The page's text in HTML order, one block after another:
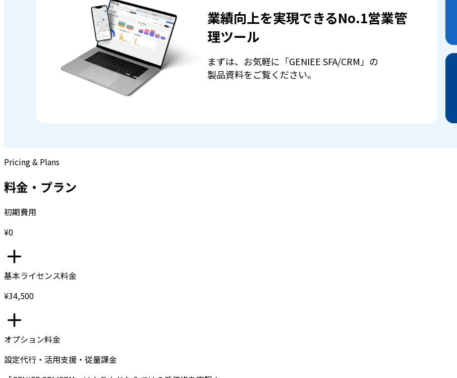
業績向上を実現できるNo.1営業管
理ツール
まずは、お気軽に「GENIEE SFA/CRM」の
製品資料をご覧ください。
Pricing & Plans
料金・プラン
初期費用
¥0
基本ライセンス料金
¥34,500
オプション料金
設定代行・活用支援・従量課金